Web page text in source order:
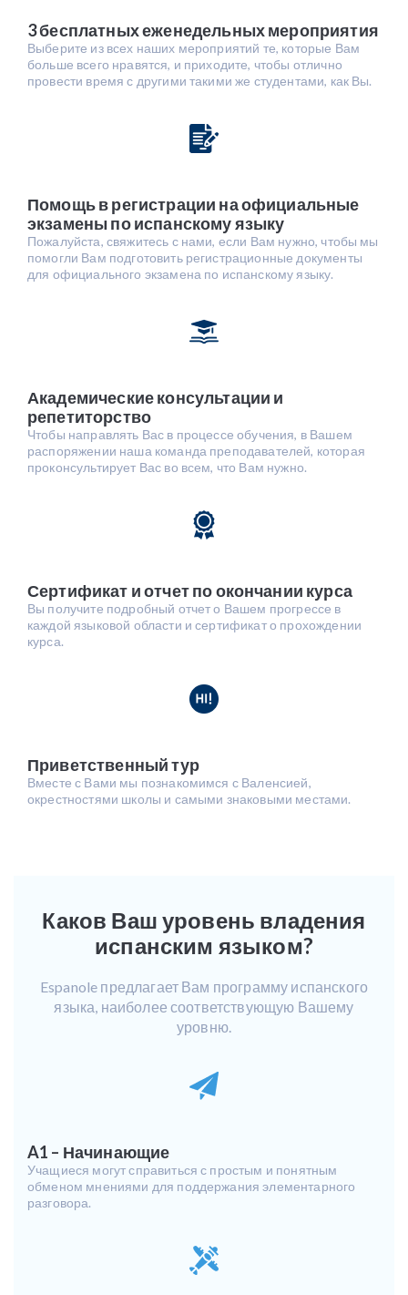
3 бесплатных еженедельных мероприятия
Выберите из всех наших мероприятий те, которые Вам
больше всего нравятся, и приходите, чтобы отлично
провести время с другими такими же студентами, как Вы.
Помощь в регистрации на официальные
экзамены по испанскому языку
Пожалуйста, свяжитесь с нами, если Вам нужно, чтобы мы
помогли Вам подготовить регистрационные документы
для официального экзамена по испанскому языку.
Академические консультации и
репетиторство
Чтобы направлять Вас в процессе обучения, в Вашем
распоряжении наша команда преподавателей, которая
проконсультирует Вас во всем, что Вам нужно.
Сертификат и отчет по окончании курса
Вы получите подробный отчет о Вашем прогрессе в
каждой языковой области и сертификат о прохождении
курса.
Приветственный тур
Вместе с Вами мы познакомимся с Валенсией,
окрестностями школы и самыми знаковыми местами.
Каков Ваш уровень владения
испанским языком?
Espanole предлагает Вам программу испанского
языка, наиболее соответствующую Вашему
уровню.
A1 – Начинающие
Учащиеся могут справиться с простым и понятным
обменом мнениями для поддержания элементарного
разговора.